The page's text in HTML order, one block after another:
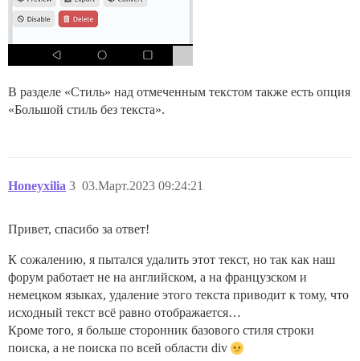
В разделе «Стиль» над отмеченным текстом также есть опция
«Большой стиль без текста».
Honeyxilia 03.Март.2023 09:24:21
3
Привет, спасибо за ответ!
К сожалению, я пытался удалить этот текст, но так как наш
форум работает не на английском, а на французском и
немецком языках, удаление этого текста приводит к тому, что
исходный текст всё равно отображается…
Кроме того, я больше сторонник базового стиля строки
поиска, а не поиска по всей области div